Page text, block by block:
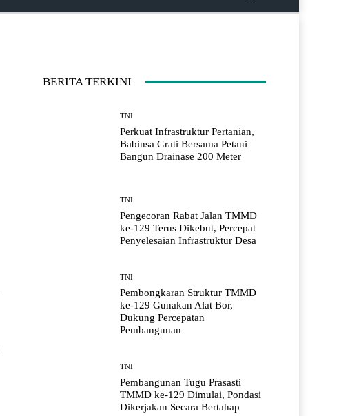
BERITA TERKINI
TNI
Perkuat Infrastruktur Pertanian,
Babinsa Grati Bersama Petani
Bangun Drainase 200 Meter
TNI
Pengecoran Rabat Jalan TMMD
ke-129 Terus Dikebut, Percepat
Penyelesaian Infrastruktur Desa
TNI
Pembongkaran Struktur TMMD
ke-129 Gunakan Alat Bor,
Dukung Percepatan
Pembangunan
TNI
Pembangunan Tugu Prasasti
TMMD ke-129 Dimulai, Pondasi
Dikerjakan Secara Bertahap